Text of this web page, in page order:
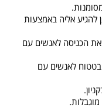
להגיע אליה באמצעות
הכניסה לאנשים עם
לאנשים עם